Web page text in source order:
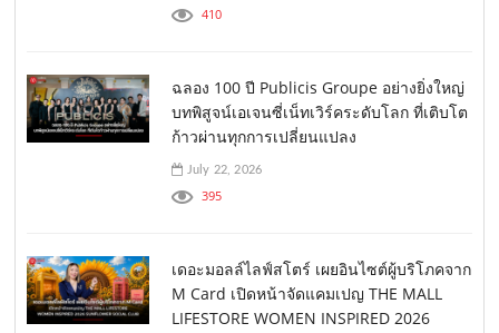
410
ฉลอง 100 ปี Publicis Groupe อย่างยิ่งใหญ่
บทพิสูจน์เอเจนซี่เน็ทเวิร์คระดับโลก ที่เติบโต
ก้าวผ่านทุกการเปลี่ยนแปลง
July 22, 2026
395
เดอะมอลล์ไลฟ์สโตร์ เผยอินไซต์ผู้บริโภคจาก
M Card เปิดหน้าจัดแคมเปญ THE MALL
LIFESTORE WOMEN INSPIRED 2026